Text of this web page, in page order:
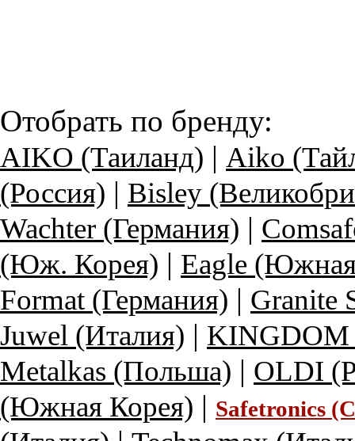
Отобрать по бренду:
AIKO (Таиланд) | Aiko
(Россия) | Bisley
Wachter (Германия) |
(Юж. Корея) | Eagle
Format (Германия) |
Juwel (Италия) | KINGDOM
Metalkas (Польша) | OLDI
(Южная Корея) | Safetronics